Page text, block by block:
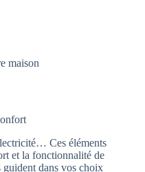
maison
Ces éléments
et la fonctionnalité de
dans vos choix